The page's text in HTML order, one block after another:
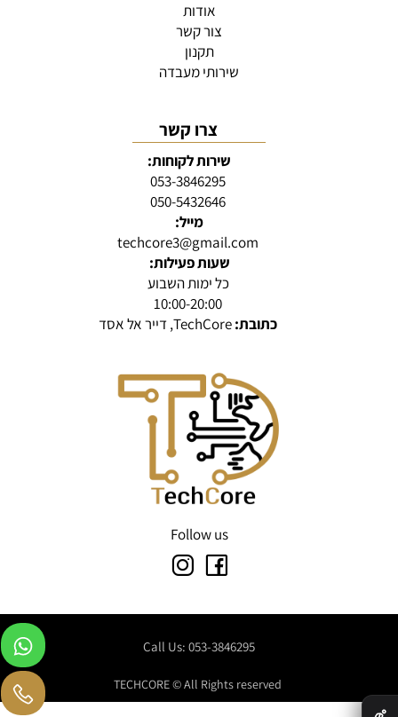
אודות
צור קשר
תקנון
שירותי מעבדה
צרו קשר
שירות לקוחות:
053-3846295
050-5432646
מייל:
techcore3@gmail.com
שעות פעילות:
כל ימות השבוע
10:00-20:00
כתובת:TechCore, דייר אל אסד
Follow us
Call Us: 053-3846295